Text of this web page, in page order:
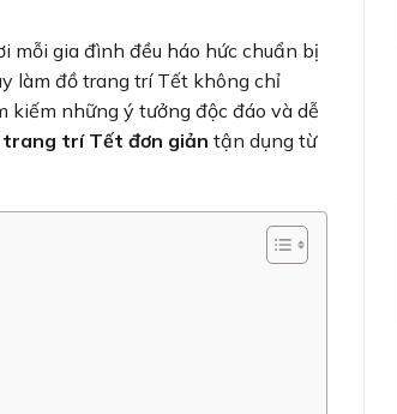
mỗi gia đình đều háo hức chuẩn bị
làm đồ trang trí Tết không chỉ
những ý tưởng độc đáo và dễ
trang trí Tết đơn giản tận dụng từ